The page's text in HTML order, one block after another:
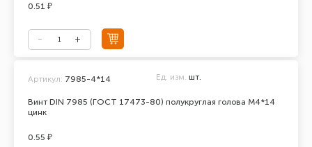
0.51 ₽
Винт DIN 7985 (ГОСТ 17473-80) полукруглая голова М4*14
цинк
Артикул: 7985-4*14 Ед. изм. шт.
0.55 ₽